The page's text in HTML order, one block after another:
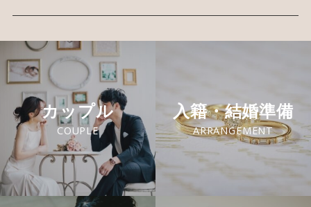
カップル
COUPLE
入籍・結婚準備
ARRANGEMENT